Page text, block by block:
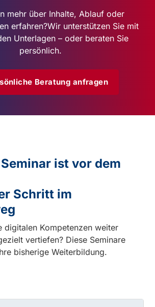
mehr über Inhalte, Ablauf oder
erfahren?Wir unterstützen Sie mit
Unterlagen – oder beraten Sie
persönlich.
Beratung anfragen
ist vor dem
Schritt im
digitalen Kompetenzen weiter
vertiefen? Diese Seminare
bisherige Weiterbildung.